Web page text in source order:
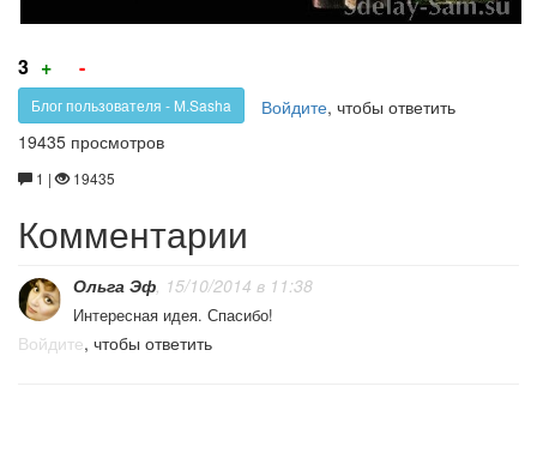
3 +
за!
-
против!
Блог пользователя - M.Sasha Войдите, чтобы ответить
19435 просмотров
1 | 19435
Комментарии
Ольга Эф, 15/10/2014 в 11:38
Интересная идея. Спасибо!
Войдите, чтобы ответить